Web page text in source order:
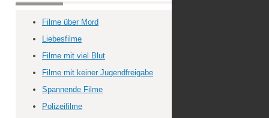
Filme über Mord
Liebesfilme
Filme mit viel Blut
Filme mit keiner Jugendfreigabe
Spannende Filme
Polizeifilme